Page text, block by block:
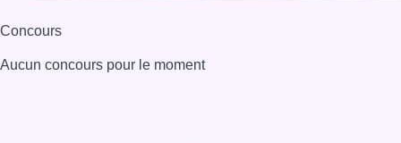
Concours
Aucun concours pour le moment